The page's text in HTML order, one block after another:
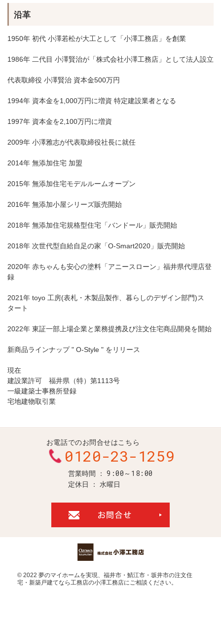
沿革
1950年 初代 小澤若松が大工として「小澤工務店」を創業
1986年 二代目 小澤賢治が「株式会社小澤工務店」として法人設立
代表取締役 小澤賢治 資本金500万円
1994年 資本金を1,000万円に増資 特定建設業者となる
1997年 資本金を2,100万円に増資
2009年 小澤雅志が代表取締役社長に就任
2014年 無添加住宅 加盟
2015年 無添加住宅モデルルームオープン
2016年 無添加小屋シリーズ販売開始
2018年 無添加住宅規格型住宅「バンドール」販売開始
2018年 次世代型自給自足の家「O-Smart2020」販売開始
2020年 赤ちゃんも安心の塗料「アニースローン」福井県代理店登
録
2021年 toyo 工房(表札・木製品製作、暮らしのデザイン部門)ス
タート
2022年 東証一部上場企業と業務提携及び注文住宅商品開発を開始
新商品ラインナップ " O-Style " をリリース
現在
建設業許可 福井県（特）第1113号
一級建築士事務所登録
宅地建物取引業
お電話でのお問合せはこちら
0120-23-1259
営業時間 9:00～18:00
定休日 水曜日
© 2022 夢のマイホームを実現、 福井市・鯖江市・坂井市の注文住
宅・新築戸建てなら工務店の小澤工務店にご相談ください。